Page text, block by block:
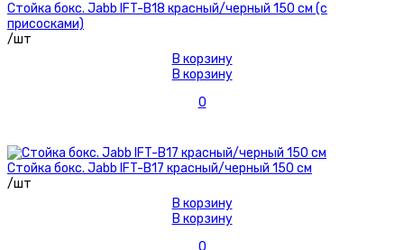
Стойка бокс. Jabb IFT-B18 красный/черный 150 см (с
присосками)
/шт
В корзину
В корзину
0
Стойка бокс. Jabb IFT-B17 красный/черный 150 см
/шт
В корзину
В корзину